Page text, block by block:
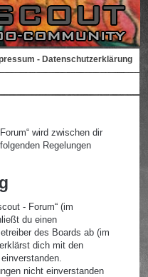
- Datenschutzerklärung
wird zwischen dir
Regelungen
- Forum“ (im
du einen
des Boards ab (im
dich mit den
nicht einverstanden